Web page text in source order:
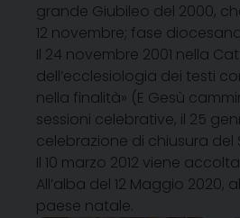
grande Giubileo del 2000,
12 novembre; fase
Il 24 novembre 2001 nella
dell’ecclesiologia dei testi
nella finalità» (E Gesù
sessioni celebrative, il 25
celebrazione di chiusura
Il 10 marzo 2012 viene
All’alba del 12 Maggio
paese natale.